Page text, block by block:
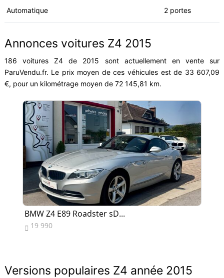
Automatique 2 portes
Annonces voitures Z4 2015
186 voitures Z4 de 2015 sont actuellement en vente sur
ParuVendu.fr. Le prix moyen de ces véhicules est de 33 607,09
€, pour un kilométrage moyen de 72 145,81 km.
BMW Z4 E89 Roadster sD...
 19 990
Versions populaires Z4 année 2015